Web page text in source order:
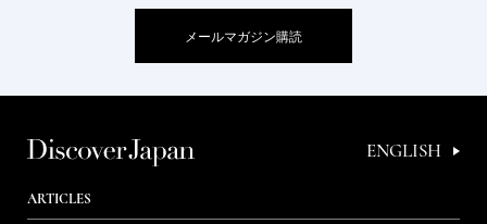
メールマガジン購読
ENGLISH
ARTICLES